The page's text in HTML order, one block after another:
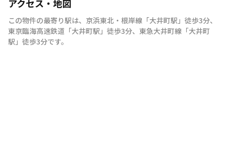
アクセス・地図
この物件の最寄り駅は、 京浜東北・根岸線 「大井町駅 」 徒歩3分、
東京臨海高速鉄道 「大井町駅 」 徒歩3分、 東急大井町線 「大井町
駅 」 徒歩3分です。